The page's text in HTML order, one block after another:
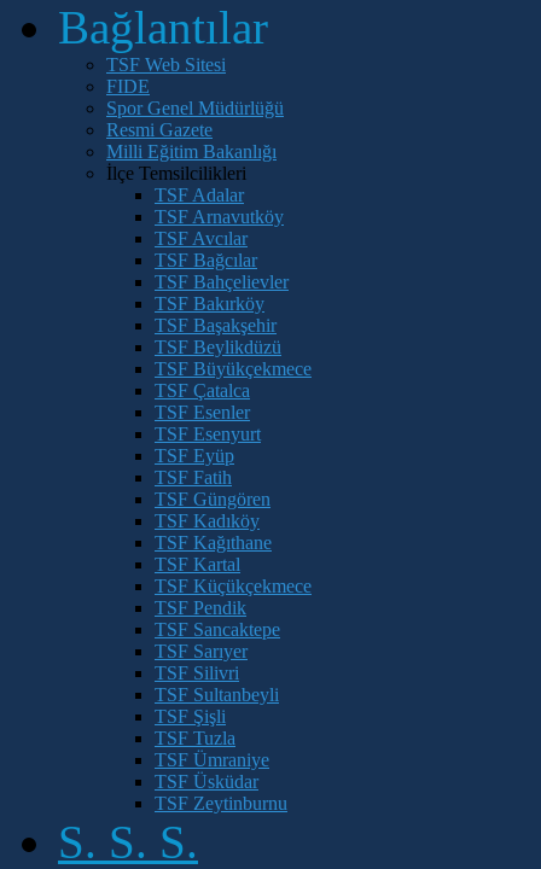
Bağlantılar
TSF Web Sitesi
FIDE
Spor Genel Müdürlüğü
Resmi Gazete
Milli Eğitim Bakanlığı
İlçe Temsilcilikleri
TSF Adalar
TSF Arnavutköy
TSF Avcılar
TSF Bağcılar
TSF Bahçelievler
TSF Bakırköy
TSF Başakşehir
TSF Beylikdüzü
TSF Büyükçekmece
TSF Çatalca
TSF Esenler
TSF Esenyurt
TSF Eyüp
TSF Fatih
TSF Güngören
TSF Kadıköy
TSF Kağıthane
TSF Kartal
TSF Küçükçekmece
TSF Pendik
TSF Sancaktepe
TSF Sarıyer
TSF Silivri
TSF Sultanbeyli
TSF Şişli
TSF Tuzla
TSF Ümraniye
TSF Üsküdar
TSF Zeytinburnu
S. S. S.